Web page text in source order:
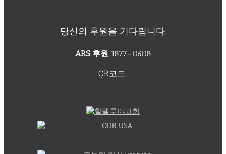
당신의 후원을 기다립니다.
ARS 후원 1877-0608
QR코드